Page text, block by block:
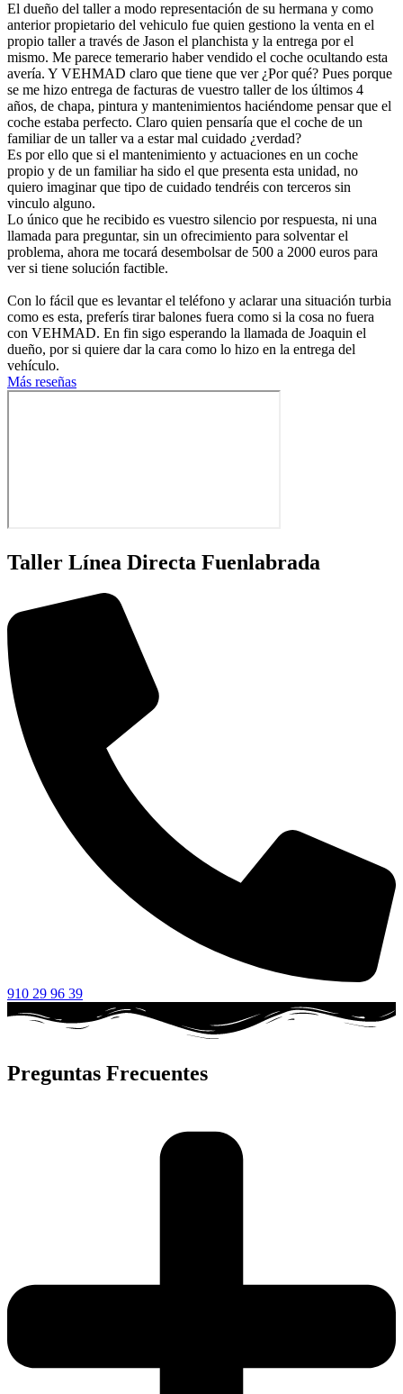
El dueño del taller a modo representación de su hermana y como
anterior propietario del vehiculo fue quien gestiono la venta en el
propio taller a través de Jason el planchista y la entrega por el
mismo. Me parece temerario haber vendido el coche ocultando esta
avería. Y VEHMAD claro que tiene que ver ¿Por qué? Pues porque
se me hizo entrega de facturas de vuestro taller de los últimos 4
años, de chapa, pintura y mantenimientos haciéndome pensar que el
coche estaba perfecto. Claro quien pensaría que el coche de un
familiar de un taller va a estar mal cuidado ¿verdad?
Es por ello que si el mantenimiento y actuaciones en un coche
propio y de un familiar ha sido el que presenta esta unidad, no
quiero imaginar que tipo de cuidado tendréis con terceros sin
vinculo alguno.
Lo único que he recibido es vuestro silencio por respuesta, ni una
llamada para preguntar, sin un ofrecimiento para solventar el
problema, ahora me tocará desembolsar de 500 a 2000 euros para
ver si tiene solución factible.
Con lo fácil que es levantar el teléfono y aclarar una situación turbia
como es esta, preferís tirar balones fuera como si la cosa no fuera
con VEHMAD. En fin sigo esperando la llamada de Joaquin el
dueño, por si quiere dar la cara como lo hizo en la entrega del
vehículo.
Más reseñas
Taller Línea Directa Fuenlabrada
910 29 96 39
Preguntas Frecuentes